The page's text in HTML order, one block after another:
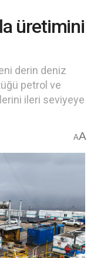
üretimini
derin deniz
petrol ve
ileri seviyeye
AA